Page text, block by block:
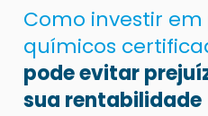
Como investir
químicos
pode evitar
sua rentabilidade